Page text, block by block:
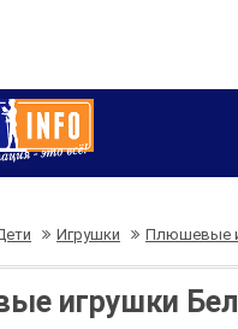
Игрушки Плюшевые
игрушки